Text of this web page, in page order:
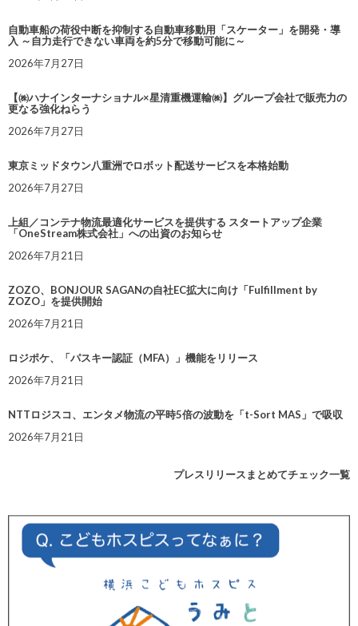
自動車船の荷役中断を抑制する自動車移動用「スケーター」を開発・導
入 ～自力走行できない車両を約5分で移動可能に～
2026年7月27日
【㈱ハナインターナショナル×星清重機運輸㈱】グループ会社で販売力の
更なる強化ねらう
2026年7月27日
東京ミッドタウン八重洲でロボット配送サービスを本格始動
2026年7月27日
上組／コンテナ物流最適化サービスを提供する スタートアップ企業
「OneStream株式会社」への出資のお知らせ
2026年7月21日
ZOZO、BONJOUR SAGANの自社EC拡大に向け「Fulfillment by
ZOZO」を提供開始
2026年7月21日
ロジポケ、「パスキー認証（MFA）」機能をリリース
2026年7月21日
NTTロジスコ、エンタメ物流の平時5倍の波動を「t-Sort MAS」で吸収
2026年7月21日
プレスリリースまとめてチェック一覧